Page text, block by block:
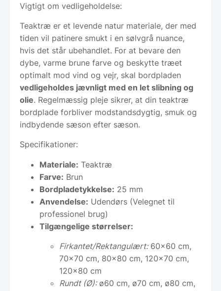
Vigtigt om vedligeholdelse:
Teaktræ er et levende natur materiale, der med
tiden vil patinere smukt i en sølvgrå nuance,
hvis det står ubehandlet. For at bevare den
dybe, varme brune farve og beskytte træet
optimalt mod vind og vejr, skal bordpladen
vedligeholdes jævnligt med en let slibning og
olie. Regelmæssig pleje sikrer, at din teaktræ
bordplade forbliver modstandsdygtig, smuk og
indbydende sæson efter sæson.
Specifikationer:
Materiale: Teaktræ
Farve: Brun
Bordpladetykkelse: 25 mm
Anvendelse: Udendørs (Velegnet til
professionel brug)
Tilgængelige størrelser:
Firkantet/Rektangulært:60×60 cm,
70×70 cm, 80×80 cm, 120×70 cm,
120×80 cm
Rundt (Ø):ø60 cm, ø70 cm, ø80 cm,